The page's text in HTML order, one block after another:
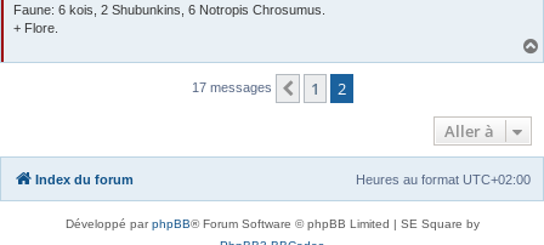
Faune: 6 kois, 2 Shubunkins, 6 Notropis Chrosumus.
+ Flore.
17 messages Précédente
1
2
Aller à
Index du forum Heures au format UTC+02:00
Développé parphpBB® Forum Software © phpBB Limited | SE Square by